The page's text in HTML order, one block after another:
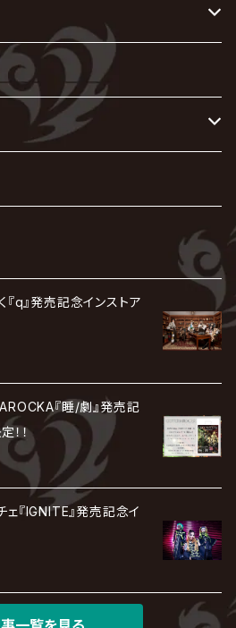
ベヰスメント
NINE
q』発売記念インストア
『睡/劇』発売記
！！
『IGNITE』発売記念イ